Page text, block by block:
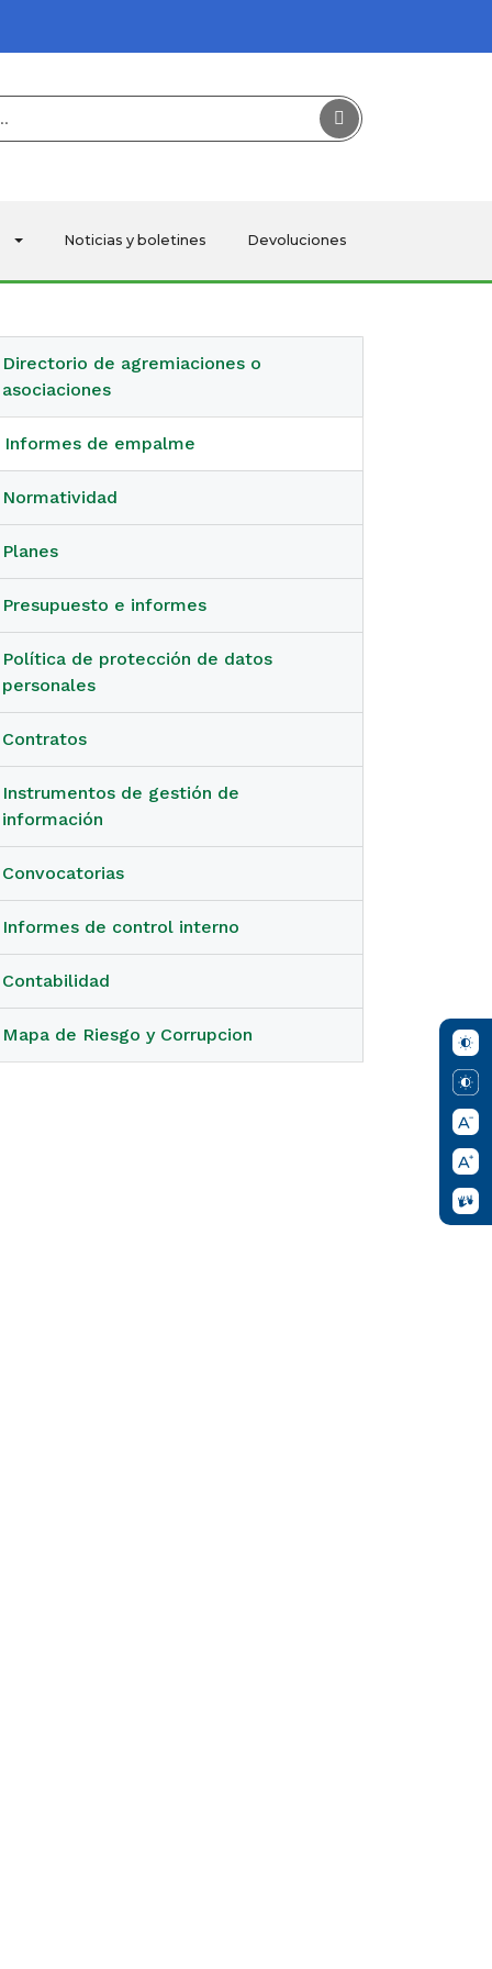
Buscar
Noticias y boletines Devoluciones
Directorio de agremiaciones o
asociaciones
Informes de empalme
Normatividad
Planes
Presupuesto e informes
Política de protección de datos
personales
Contratos
Instrumentos de gestión de
información
Convocatorias
Informes de control interno
Contabilidad
Mapa de Riesgo y Corrupcion